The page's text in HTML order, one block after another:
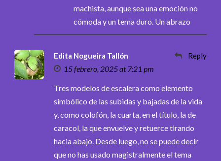
machista, aunque sea una emoción no
cómoda y un tema duro. Un abrazo
Edita Nogueira Tallón
15 febrero, 2025 at 7:21 pm
Reply
Tres modelos de escalera como elemento
simbólico de las subidas y bajadas de la vida
y, como colofón, la cuarta, en el título, la de
caracol, la que envuelve y retuerce tirando
hacia abajo. Desde luego, no se puede decir
que no has usado magistralmente el tema